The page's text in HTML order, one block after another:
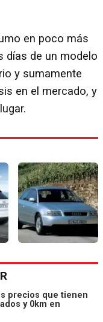
en poco más
días de un modelo
y sumamente
en el mercado, y
precios que tienen
y 0km en